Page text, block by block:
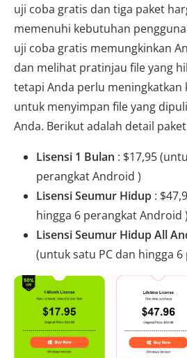
uji coba gratis dan tiga paket
memenuhi kebutuhan
uji coba gratis memungkinkan
dan melihat pratinjau file yang
tetapi Anda perlu meningkatkan
untuk menyimpan file yang
Anda. Berikut adalah detail
Lisensi 1 Bulan : $17,95
perangkat Android )
Lisensi Seumur Hidup :
hingga 6 perangkat Android )
Lisensi Seumur Hidup All
(untuk satu PC dan hingga